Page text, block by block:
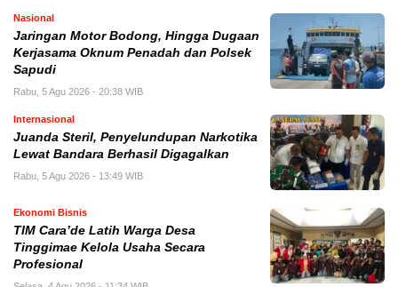
Nasional
Jaringan Motor Bodong, Hingga Dugaan
Kerjasama Oknum Penadah dan Polsek
Sapudi
Rabu, 5 Agu 2026 - 20:38 WIB
Internasional
Juanda Steril, Penyelundupan Narkotika
Lewat Bandara Berhasil Digagalkan
Rabu, 5 Agu 2026 - 13:49 WIB
Ekonomi Bisnis
TIM Cara’de Latih Warga Desa
Tinggimae Kelola Usaha Secara
Profesional